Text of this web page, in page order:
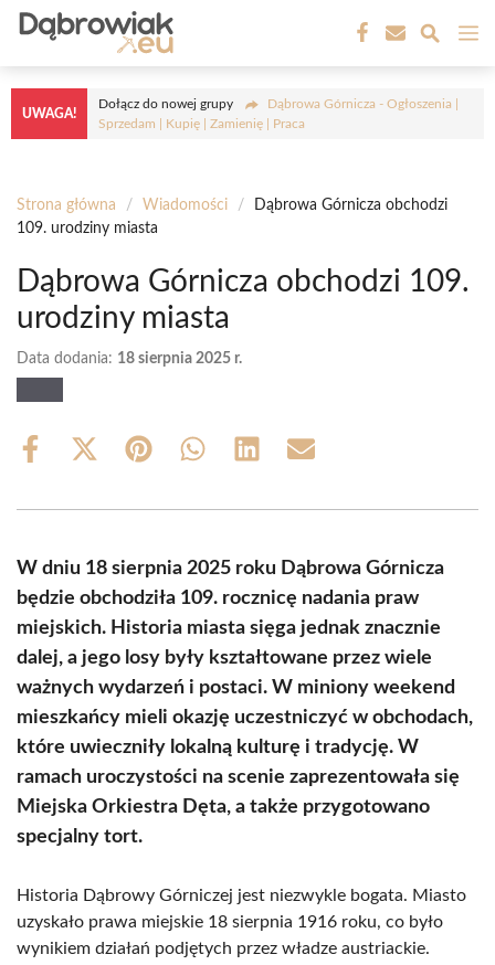
Przejdź
treści
UWAGA!
Dołącz do nowej grupy
Dąbrowa Górnicza - Ogłoszenia |
Sprzedam | Kupię | Zamienię | Praca
Strona główna / Wiadomości /
Dąbrowa Górnicza obchodzi
109. urodziny miasta
Dąbrowa Górnicza obchodzi 109.
urodziny miasta
Data dodania: 18 sierpnia 2025 r.
Share
Share
(Twitter)
Share Share Share Share
W dniu 18 sierpnia 2025 roku Dąbrowa Górnicza
będzie obchodziła 109. rocznicę nadania praw
miejskich. Historia miasta sięga jednak znacznie
dalej, a jego losy były kształtowane przez wiele
ważnych wydarzeń i postaci. W miniony weekend
mieszkańcy mieli okazję uczestniczyć w obchodach,
które uwieczniły lokalną kulturę i tradycję. W
ramach uroczystości na scenie zaprezentowała się
Miejska Orkiestra Dęta, a także przygotowano
specjalny tort.
Historia Dąbrowy Górniczej jest niezwykle bogata. Miasto
uzyskało prawa miejskie 18 sierpnia 1916 roku, co było
wynikiem działań podjętych przez władze austriackie.